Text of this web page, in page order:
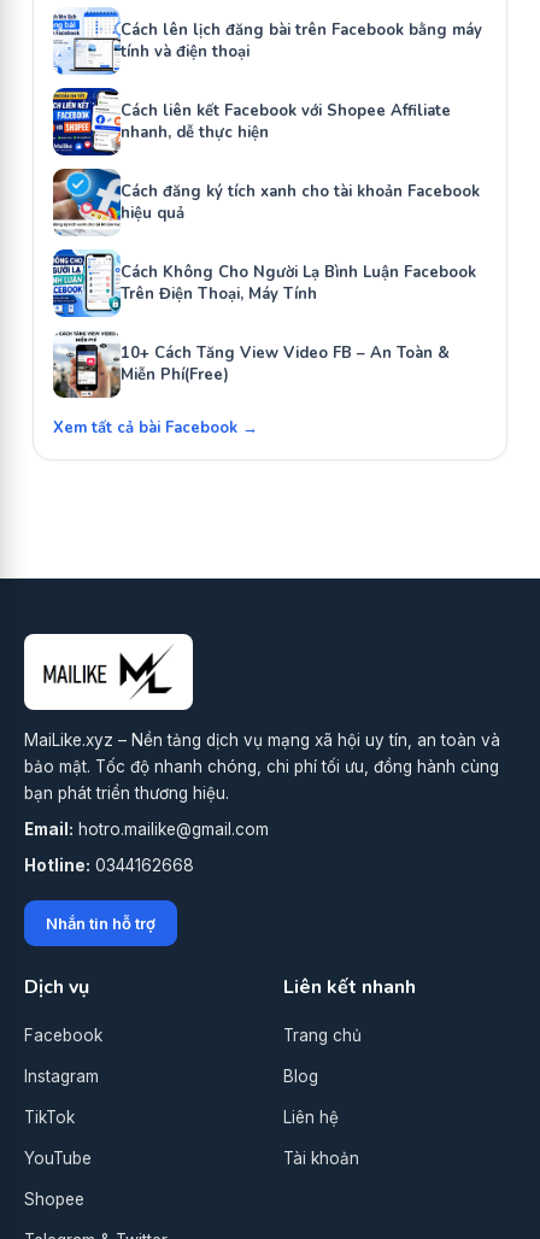
Cách lên lịch đăng bài trên Facebook bằng máy
tính và điện thoại
Cách liên kết Facebook với Shopee Affiliate
nhanh, dễ thực hiện
Cách đăng ký tích xanh cho tài khoản Facebook
hiệu quả
Cách Không Cho Người Lạ Bình Luận Facebook
Trên Điện Thoại, Máy Tính
10+ Cách Tăng View Video FB – An Toàn &
Miễn Phí(Free)
Xem tất cả bài Facebook →
MaiLike.xyz – Nền tảng dịch vụ mạng xã hội uy tín, an toàn và
bảo mật. Tốc độ nhanh chóng, chi phí tối ưu, đồng hành cùng
bạn phát triển thương hiệu.
Email: hotro.mailike@gmail.com
Hotline: 0344162668
Nhắn tin hỗ trợ
Dịch vụ
Facebook
Instagram
TikTok
YouTube
Shopee
Liên kết nhanh
Trang chủ
Blog
Liên hệ
Tài khoản